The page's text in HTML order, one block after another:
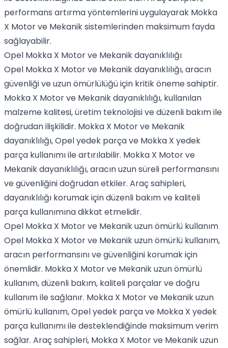
performans artırma yöntemlerini uygulayarak Mokka
X Motor ve Mekanik sistemlerinden maksimum fayda
sağlayabilir.
Opel Mokka X Motor ve Mekanik dayanıklılığı
Opel Mokka X Motor ve Mekanik dayanıklılığı, aracın
güvenliği ve uzun ömürlülüğü için kritik öneme sahiptir.
Mokka X Motor ve Mekanik dayanıklılığı, kullanılan
malzeme kalitesi, üretim teknolojisi ve düzenli bakım ile
doğrudan ilişkilidir. Mokka X Motor ve Mekanik
dayanıklılığı, Opel yedek parça ve Mokka X yedek
parça kullanımı ile artırılabilir. Mokka X Motor ve
Mekanik dayanıklılığı, aracın uzun süreli performansını
ve güvenliğini doğrudan etkiler. Araç sahipleri,
dayanıklılığı korumak için düzenli bakım ve kaliteli
parça kullanımına dikkat etmelidir.
Opel Mokka X Motor ve Mekanik uzun ömürlü kullanım
Opel Mokka X Motor ve Mekanik uzun ömürlü kullanım,
aracın performansını ve güvenliğini korumak için
önemlidir. Mokka X Motor ve Mekanik uzun ömürlü
kullanım, düzenli bakım, kaliteli parçalar ve doğru
kullanım ile sağlanır. Mokka X Motor ve Mekanik uzun
ömürlü kullanım, Opel yedek parça ve Mokka X yedek
parça kullanımı ile desteklendiğinde maksimum verim
sağlar. Araç sahipleri, Mokka X Motor ve Mekanik uzun